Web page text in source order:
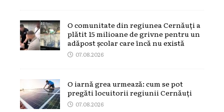
O comunitate din regiunea Cernăuți a
plătit 15 milioane de grivne pentru un
adăpost școlar care încă nu există
07.08.2026
O iarnă grea urmează: cum se pot
pregăti locuitorii regiunii Cernăuți
07.08.2026